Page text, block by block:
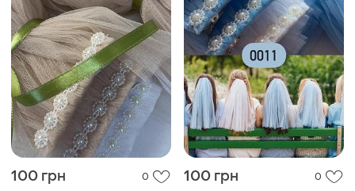
100 грн 0 100 грн 0